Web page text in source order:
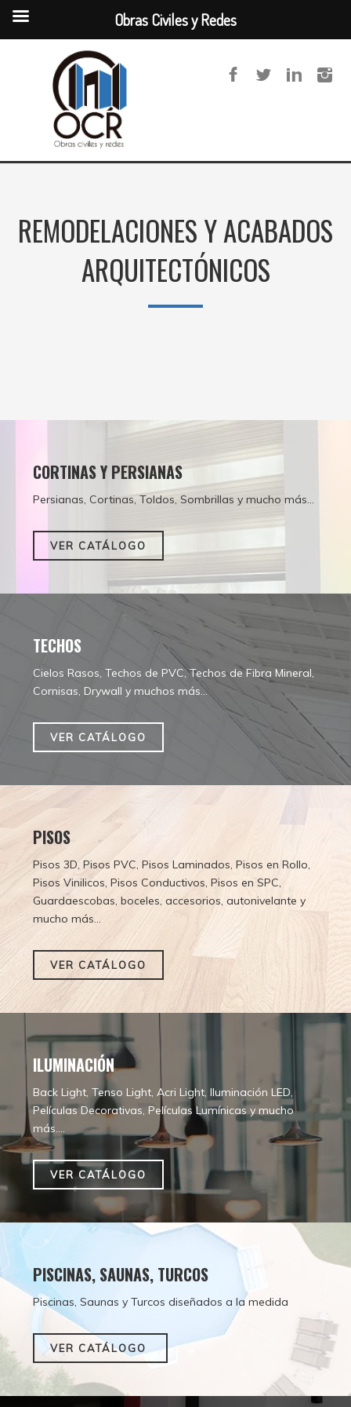
REMODELACIONES Y ACABADOS
ARQUITECTÓNICOS
CORTINAS Y PERSIANAS
Persianas, Cortinas, Toldos, Sombrillas y mucho más...
VER CATÁLOGO
TECHOS
Cielos Rasos, Techos de PVC, Techos de Fibra Mineral,
Cornisas, Drywall y muchos más...
VER CATÁLOGO
PISOS
Pisos 3D, Pisos PVC, Pisos Laminados, Pisos en Rollo,
Pisos Vinilicos, Pisos Conductivos, Pisos en SPC,
Guardaescobas, boceles, accesorios, autonivelante y
mucho más...
VER CATÁLOGO
ILUMINACIÓN
Back Light, Tenso Light, Acri Light, Iluminación LED,
Películas Decorativas, Películas Lumínicas y mucho
más....
VER CATÁLOGO
PISCINAS, SAUNAS, TURCOS
Piscinas, Saunas y Turcos diseñados a la medida
VER CATÁLOGO
Obras Civiles y Redes